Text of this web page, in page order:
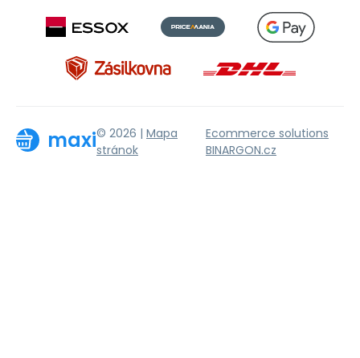
maxi© 2026 | Mapa
stránok
Ecommerce solutions
BINARGON.cz